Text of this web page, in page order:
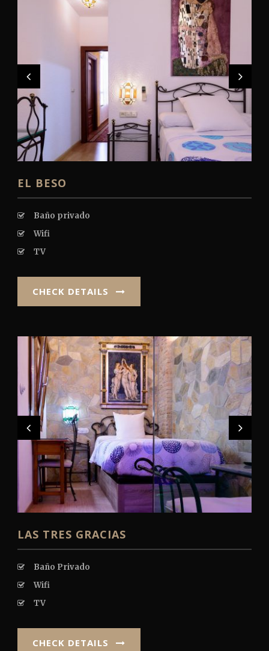
EL BESO
Baño privado
Wifi
TV
CHECK DETAILS
LAS TRES GRACIAS
Baño Privado
Wifi
TV
CHECK DETAILS